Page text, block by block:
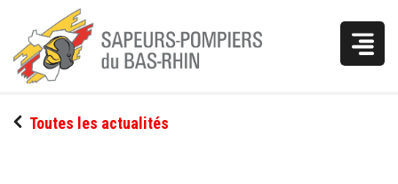
Vous
Toutes les actualités